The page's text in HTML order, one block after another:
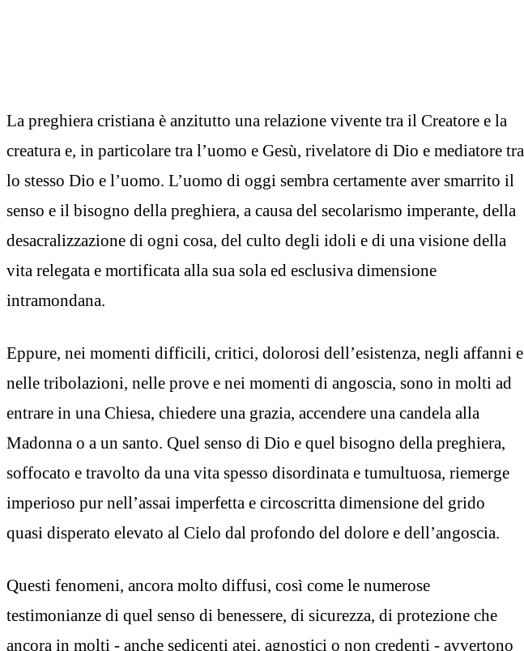
La preghiera cristiana è anzitutto una relazione vivente tra il Creatore e la
creatura e, in particolare tra l’uomo e Gesù, rivelatore di Dio e mediatore tra
lo stesso Dio e l’uomo. L’uomo di oggi sembra certamente aver smarrito il
senso e il bisogno della preghiera, a causa del secolarismo imperante, della
desacralizzazione di ogni cosa, del culto degli idoli e di una visione della
vita relegata e mortificata alla sua sola ed esclusiva dimensione
intramondana.
Eppure, nei momenti difficili, critici, dolorosi dell’esistenza, negli affanni e
nelle tribolazioni, nelle prove e nei momenti di angoscia, sono in molti ad
entrare in una Chiesa, chiedere una grazia, accendere una candela alla
Madonna o a un santo. Quel senso di Dio e quel bisogno della preghiera,
soffocato e travolto da una vita spesso disordinata e tumultuosa, riemerge
imperioso pur nell’assai imperfetta e circoscritta dimensione del grido
quasi disperato elevato al Cielo dal profondo del dolore e dell’angoscia.
Questi fenomeni, ancora molto diffusi, così come le numerose
testimonianze di quel senso di benessere, di sicurezza, di protezione che
ancora in molti - anche sedicenti atei, agnostici o non credenti - avvertono